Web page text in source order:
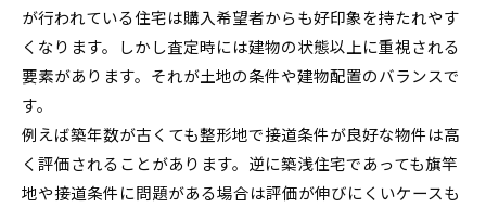
が行われている住宅は購入希望者からも好印象を持たれやす
くなります。しかし査定時には建物の状態以上に重視される
要素があります。それが土地の条件や建物配置のバランスで
す。
例えば築年数が古くても整形地で接道条件が良好な物件は高
く評価されることがあります。逆に築浅住宅であっても旗竿
地や接道条件に問題がある場合は評価が伸びにくいケースも